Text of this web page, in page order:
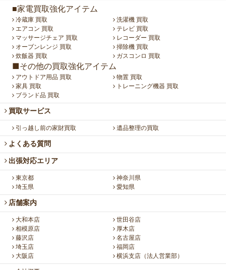
■家電買取強化アイテム
冷蔵庫 買取
洗濯機 買取
エアコン 買取
テレビ 買取
マッサージチェア 買取
レコーダー 買取
オーブンレンジ 買取
掃除機 買取
炊飯器 買取
ガスコンロ 買取
■その他の買取強化アイテム
アウトドア用品 買取
物置 買取
家具 買取
トレーニング機器 買取
ブランド品 買取
買取サービス
引っ越し前の家財買取 遺品整理の買取
よくある質問
出張対応エリア
東京都
神奈川県
埼玉県
愛知県
店舗案内
大和本店
世田谷店
相模原店
厚木店
藤沢店
名古屋店
埼玉店
福岡店
大阪店
横浜支店（法人営業部）